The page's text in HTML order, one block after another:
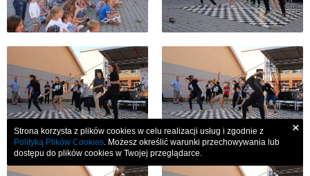
Strona korzysta z plików cookies w celu realizacji usług i zgodnie z
Polityką Plików Cookies. Możesz określić warunki przechowywania lub
dostępu do plików cookies w Twojej przeglądarce.
×